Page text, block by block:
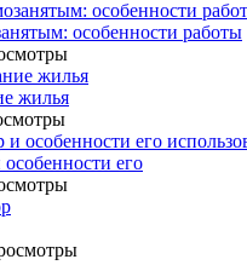
особенности работы
жилья
его